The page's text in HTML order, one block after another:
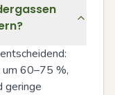
60–75 %,
geringe